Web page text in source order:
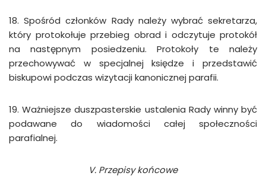
18. Spośród członków Rady należy wybrać sekretarza,
który protokołuje przebieg obrad i odczytuje protokół
na następnym posiedzeniu. Protokoły te należy
przechowywać w specjalnej księdze i przedstawić
biskupowi podczas wizytacji kanonicznej parafii.
19. Ważniejsze duszpasterskie ustalenia Rady winny być
podawane do wiadomości całej społeczności
parafialnej.
V. Przepisy końcowe